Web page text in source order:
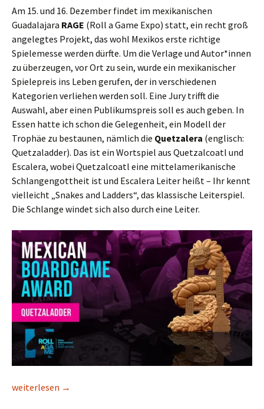
Am 15. und 16. Dezember findet im mexikanischen
Guadalajara RAGE (Roll a Game Expo) statt, ein recht groß
angelegtes Projekt, das wohl Mexikos erste richtige
Spielemesse werden dürfte. Um die Verlage und Autor*innen
zu überzeugen, vor Ort zu sein, wurde ein mexikanischer
Spielepreis ins Leben gerufen, der in verschiedenen
Kategorien verliehen werden soll. Eine Jury trifft die
Auswahl, aber einen Publikumspreis soll es auch geben. In
Essen hatte ich schon die Gelegenheit, ein Modell der
Trophäe zu bestaunen, nämlich die Quetzalera (englisch:
Quetzaladder). Das ist ein Wortspiel aus Quetzalcoatl und
Escalera, wobei Quetzalcoatl eine mittelamerikanische
Schlangengottheit ist und Escalera Leiter heißt – Ihr kennt
vielleicht „Snakes and Ladders“, das klassische Leiterspiel.
Die Schlange windet sich also durch eine Leiter.
Von Schlangen, Leitern und RAGE
weiterlesen →